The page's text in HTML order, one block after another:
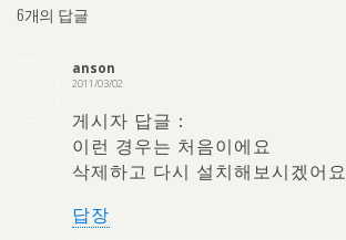
6개의 답글
anson
2011/03/02
게시자 답글：
이런 경우는 처음이에요
삭제하고 다시 설치해보시겠어요
답장